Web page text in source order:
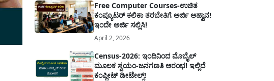
ಸರ್ಕಾರವು ಮಹತ್ವದ ನಿರ್ಧಾರವೊಂದನ್ನು ಕೈಗೊಂಡಿದೆ. ಕಿತ್ತೂರು ಕರ್ನಾಟಕ ಮತ್ತು
ಕಲ್ಯಾಣ ಕರ್ನಾಟಕದ ಒಟ್ಟು 9 ಜಿಲ್ಲೆಗಳಲ್ಲಿ ಏಪ್ರಿಲ್...
Free Computer Courses-ಉಚಿತ
ಕಂಪ್ಯೂಟರ್ ಕಲಿಕಾ ತರಬೇತಿಗೆ ಅರ್ಜಿ ಆಹ್ವಾನ!
ಇಂದೇ ಅರ್ಜಿ ಸಲ್ಲಿಸಿ!
April 2, 2026
Census-2026: ಇಂದಿನಿಂದ ಮೊಬೈಲ್
ಮೂಲಕ ಸ್ವಯಂ-ಜನಗಣತಿ ಆರಂಭ! ಇಲ್ಲಿದೆ
ಕಂಪ್ಲೀಟ್ ಡೀಟೇಲ್ಸ್!